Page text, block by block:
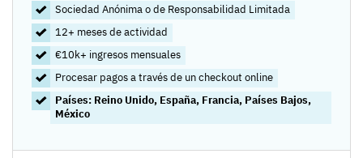
Sociedad Anónima o de Responsabilidad Limitada
12+ meses de actividad
€10k+ ingresos mensuales
Procesar pagos a través de un checkout online
Países: Reino Unido, España, Francia, Países Bajos,
México